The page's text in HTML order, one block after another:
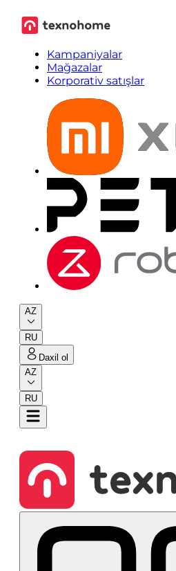
Kampaniyalar
Mağazalar
Korporativ satışlar
AZ
RU
Daxil ol
AZ
RU